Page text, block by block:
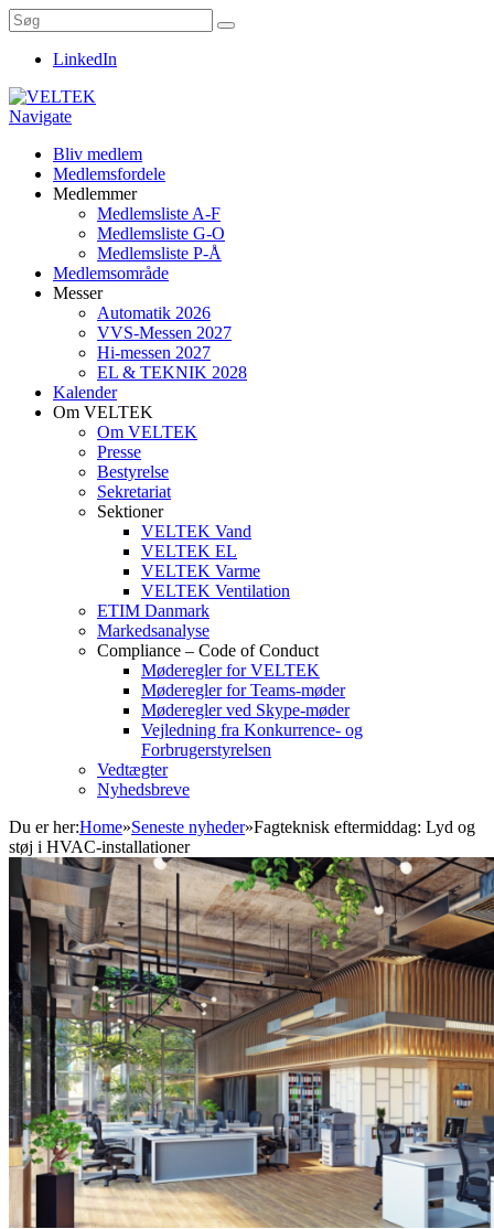
LinkedIn
Navigate
Bliv medlem
Medlemsfordele
Medlemmer
Medlemsliste A-F
Medlemsliste G-O
Medlemsliste P-Å
Medlemsområde
Messer
Automatik 2026
VVS-Messen 2027
Hi-messen 2027
EL & TEKNIK 2028
Kalender
Om VELTEK
Om VELTEK
Presse
Bestyrelse
Sekretariat
Sektioner
VELTEK Vand
VELTEK EL
VELTEK Varme
VELTEK Ventilation
ETIM Danmark
Markedsanalyse
Compliance – Code of Conduct
Møderegler for VELTEK
Møderegler for Teams-møder
Møderegler ved Skype-møder
Vejledning fra Konkurrence- og
Forbrugerstyrelsen
Vedtægter
Nyhedsbreve
Du er her:Home»Seneste nyheder»Fagteknisk eftermiddag: Lyd og
støj i HVAC-installationer